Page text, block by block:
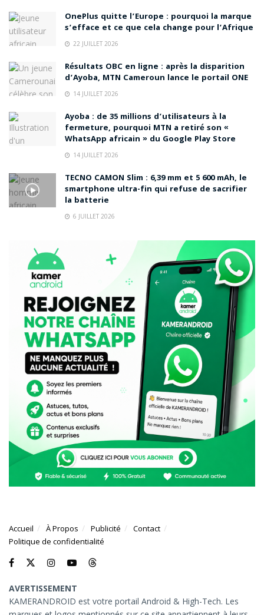
OnePlus quitte l’Europe : pourquoi la marque
s’efface et ce que cela change pour l’Afrique
22 JUILLET 2026
Résultats OBC en ligne : après la disparition
d’Ayoba, MTN Cameroun lance le portail ONE
14 JUILLET 2026
Ayoba : de 35 millions d’utilisateurs à la
fermeture, pourquoi MTN a retiré son «
WhatsApp africain » du Google Play Store
14 JUILLET 2026
TECNO CAMON Slim : 6,39 mm et 5 600 mAh, le
smartphone ultra-fin qui refuse de sacrifier
la batterie
6 JUILLET 2026
Accueil À Propos Publicité
Contact
Politique de confidentialité
AVERTISSEMENT
KAMERANDROID est votre portail Android & High-Tech. Les